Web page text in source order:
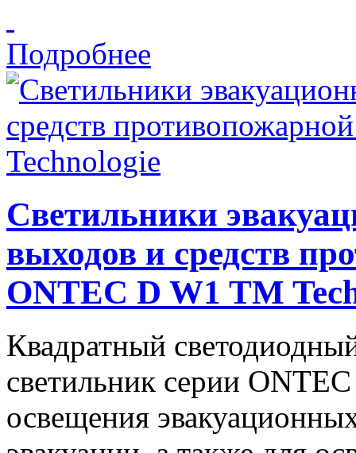
Подробнее
Светильники
выходов и средств
ONTEC D W1 TM
Квадратный
светильник серии
освещения